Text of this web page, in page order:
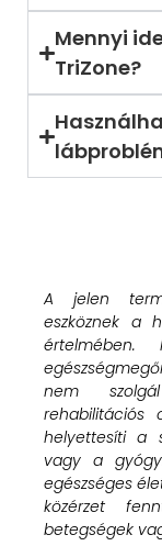
Mennyi
TriZone?
A jelen
eszköznek a
nem
rehabilitációs
helyettesíti a
vagy a
egészséges
közérzet
betegségek